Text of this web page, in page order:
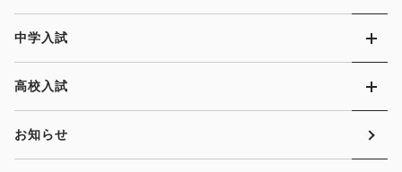
中学入試
高校入試
お知らせ